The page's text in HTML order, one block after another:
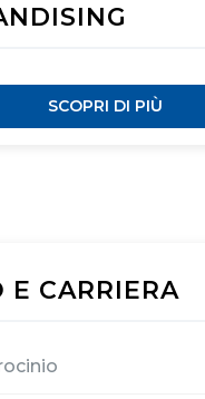
SCOPRI DI PIÙ
E CARRIERA